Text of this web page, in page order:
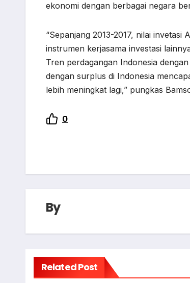
ekonomi dengan berbagai negara
“Sepanjang 2013-2017, nilai
instrumen kerjasama investasi
Tren perdagangan Indonesia
dengan surplus di Indonesia
lebih meningkat lagi,” pungkas
0
By
Related Post